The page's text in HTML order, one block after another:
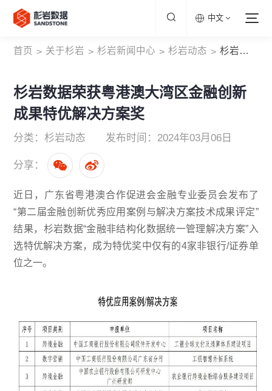
中文
首页 > 关于杉岩 > 杉岩新闻中心 > 杉岩动态 > 杉岩数据荣获粤港澳大湾区金融创新成果特优解决方案奖
杉岩数据荣获粤港澳大湾区金融创新
成果特优解决方案奖
分类：杉岩动态 发布时间：2024年03月06日
分享：
近日，广东省粤港澳合作促进会金融专业委员会发布了
“第二届金融创新优秀应用案例与解决方案技术成果评定”
结果，杉岩数据“金融非结构化数据统一管理解决方案”入
选特优解决方案，成为特优奖中仅有的4家非银行/证券单
位之一。